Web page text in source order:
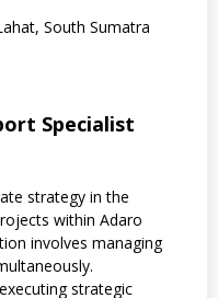
South Sumatra
Specialist
strategy in the
within Adaro
involves managing
strategic